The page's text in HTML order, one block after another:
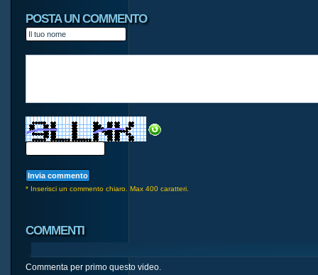
POSTA UN COMMENTO
* Inserisci un commento chiaro. Max 400 caratteri.
COMMENTI
Commenta per primo questo video.